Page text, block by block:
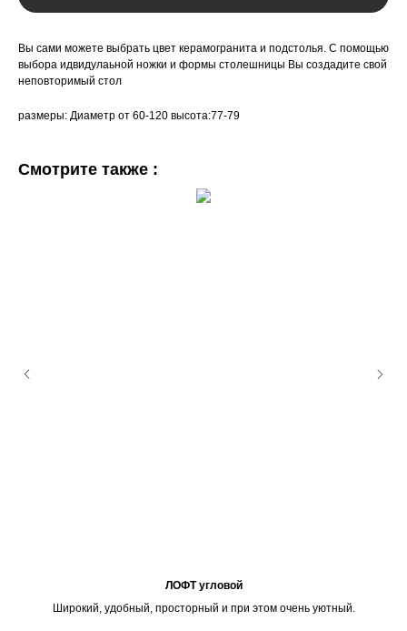
Вы сами можете выбрать цвет керамогранита и подстолья. С помощью
выбора идвидулаьной ножки и формы столешницы Вы создадите свой
неповторимый стол
размеры: Диаметр от 60-120 высота:77-79
Смотрите также :
ЛОФТ угловой
Широкий, удобный, просторный и при этом очень уютный.